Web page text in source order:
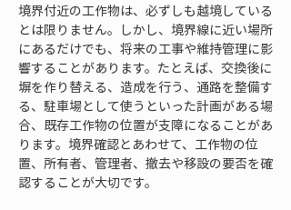
境界付近の工作物は、必ずしも越境している
とは限りません。しかし、境界線に近い場所
にあるだけでも、将来の工事や維持管理に影
響することがあります。たとえば、交換後に
塀を作り替える、造成を行う、通路を整備す
る、駐車場として使うといった計画がある場
合、既存工作物の位置が支障になることがあ
ります。境界確認とあわせて、工作物の位
置、所有者、管理者、撤去や移設の要否を確
認することが大切です。